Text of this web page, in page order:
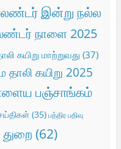
இன்று நல்ல
நாளை 2025
கயிறு மாற்றுவது (37)
கயிறு 2025
பஞ்சாங்கம்
(35) பத்திர பதிவு
துறை (62)